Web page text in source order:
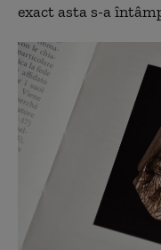
exact asta s-a